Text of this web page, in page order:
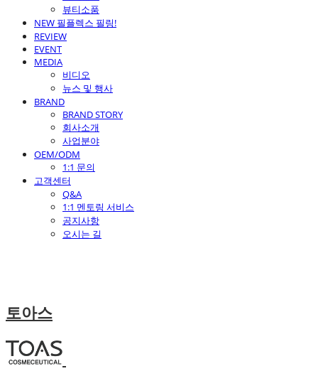
뷰티소품
NEW 필플렉스 필링!
REVIEW
EVENT
MEDIA
비디오
뉴스 및 행사
BRAND
BRAND STORY
회사소개
사업분야
OEM/ODM
1:1 문의
고객센터
Q&A
1:1 멘토링 서비스
공지사항
오시는 길
토아스